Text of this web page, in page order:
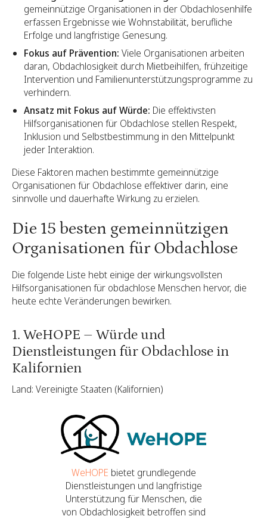
gemeinnützige Organisationen in der Obdachlosenhilfe
erfassen Ergebnisse wie Wohnstabilität, berufliche
Erfolge und langfristige Genesung.
Fokus auf Prävention: Viele Organisationen arbeiten
daran, Obdachlosigkeit durch Mietbeihilfen, frühzeitige
Intervention und Familienunterstützungsprogramme zu
verhindern.
Ansatz mit Fokus auf Würde: Die effektivsten
Hilfsorganisationen für Obdachlose stellen Respekt,
Inklusion und Selbstbestimmung in den Mittelpunkt
jeder Interaktion.
Diese Faktoren machen bestimmte gemeinnützige
Organisationen für Obdachlose effektiver darin, eine
sinnvolle und dauerhafte Wirkung zu erzielen.
Die 15 besten gemeinnützigen
Organisationen für Obdachlose
Die folgende Liste hebt einige der wirkungsvollsten
Hilfsorganisationen für obdachlose Menschen hervor, die
heute echte Veränderungen bewirken.
1. WeHOPE – Würde und
Dienstleistungen für Obdachlose in
Kalifornien
Land: Vereinigte Staaten (Kalifornien)
WeHOPE bietet grundlegende
Dienstleistungen und langfristige
Unterstützung für Menschen, die
von Obdachlosigkeit betroffen sind